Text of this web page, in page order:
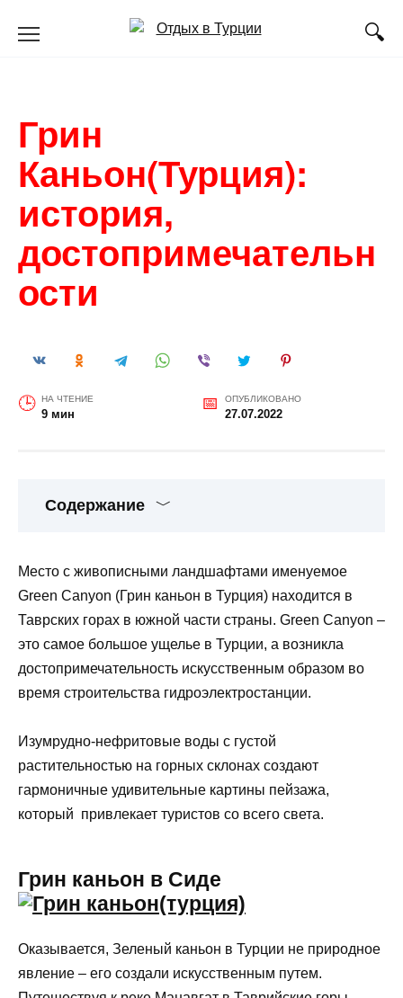
Грин
Каньон(Турция):
история,
достопримечательн
ости
НА ЧТЕНИЕ
9 мин
ОПУБЛИКОВАНО
27.07.2022
Содержание
Место с живописными ландшафтами именуемое
Green Canyon (Грин каньон в Турция) находится в
Таврских горах в южной части страны. Green Canyon –
это самое большое ущелье в Турции, а возникла
достопримечательность искусственным образом во
время строительства гидроэлектростанции.
Изумрудно-нефритовые воды с густой
растительностью на горных склонах создают
гармоничные удивительные картины пейзажа,
который привлекает туристов со всего света.
Грин каньон в Сиде
Оказывается, Зеленый каньон в Турции не природное
явление – его создали искусственным путем.